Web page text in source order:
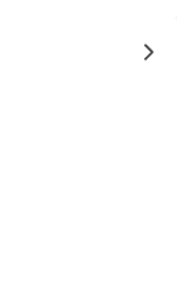
to